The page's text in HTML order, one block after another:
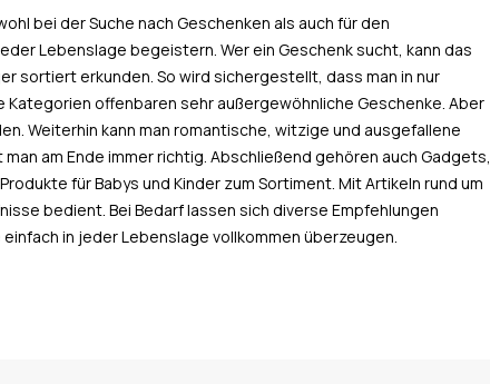
bei der Suche nach Geschenken als auch für den
Lebenslage begeistern. Wer ein Geschenk sucht, kann das
sortiert erkunden. So wird sichergestellt, dass man in nur
offenbaren sehr außergewöhnliche Geschenke. Aber
Weiterhin kann man romantische, witzige und ausgefallene
am Ende immer richtig. Abschließend gehören auch Gadgets,
für Babys und Kinder zum Sortiment. Mit Artikeln rund um
bedient. Bei Bedarf lassen sich diverse Empfehlungen
in jeder Lebenslage vollkommen überzeugen.